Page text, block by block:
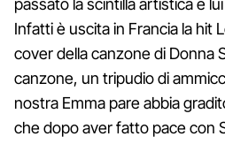
passato la scintilla artistica e
Infatti è uscita in Francia la hit
cover della canzone di Donna
canzone, un tripudio di
nostra Emma pare abbia
che dopo aver fatto pace con